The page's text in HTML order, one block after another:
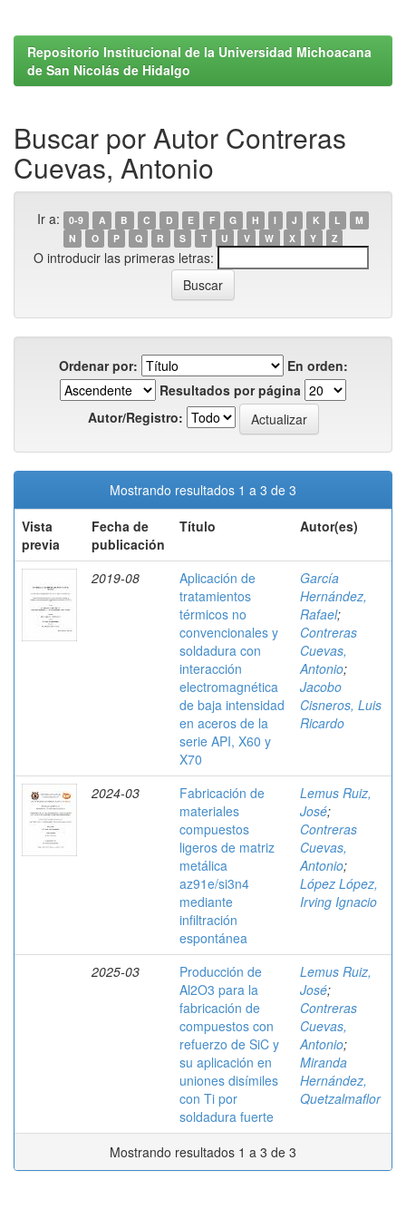
Repositorio Institucional de la Universidad Michoacana
de San Nicolás de Hidalgo
Buscar por Autor Contreras
Cuevas, Antonio
Ir a: 0-9 A B C D E F G H I J K L
M
N
O P Q R S T U V W X Y Z
O introducir las primeras letras:
Ordenar por:
En orden:
Resultados por página
Autor/Registro:
Mostrando resultados 1 a 3 de 3
Vista
previa
Fecha de
publicación
Título Autor(es)
2019-08
Aplicación de
tratamientos
térmicos no
convencionales y
soldadura con
interacción
electromagnética
de baja intensidad
en aceros de la
serie API, X60 y
X70
García
Hernández,
Rafael;
Contreras
Cuevas,
Antonio;
Jacobo
Cisneros, Luis
Ricardo
2024-03
Fabricación de
materiales
compuestos
ligeros de matriz
metálica
az91e/si3n4
mediante
infiltración
espontánea
Lemus Ruiz,
José;
Contreras
Cuevas,
Antonio;
López López,
Irving Ignacio
2025-03
Producción de
Al2O3 para la
fabricación de
compuestos con
refuerzo de SiC y
su aplicación en
uniones disímiles
con Ti por
soldadura fuerte
Lemus Ruiz,
José;
Contreras
Cuevas,
Antonio;
Miranda
Hernández,
Quetzalmaflor
Mostrando resultados 1 a 3 de 3